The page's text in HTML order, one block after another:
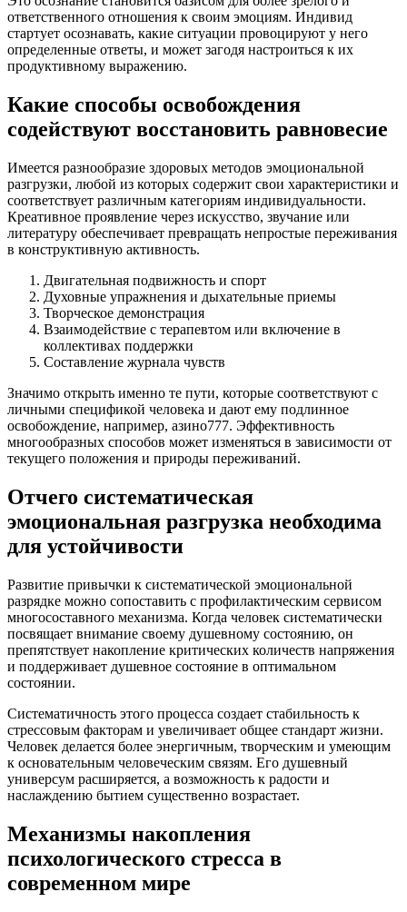
ответственного отношения к своим эмоциям. Индивид
стартует осознавать, какие ситуации провоцируют у него
определенные ответы, и может загодя настроиться к их
продуктивному выражению.
Какие способы освобождения
содействуют восстановить равновесие
Имеется разнообразие здоровых методов эмоциональной
разгрузки, любой из которых содержит свои характеристики и
соответствует различным категориям индивидуальности.
Креативное проявление через искусство, звучание или
литературу обеспечивает превращать непростые переживания
в конструктивную активность.
Двигательная подвижность и спорт
Духовные упражнения и дыхательные приемы
Творческое демонстрация
Взаимодействие с терапевтом или включение в
коллективах поддержки
Составление журнала чувств
Значимо открыть именно те пути, которые соответствуют с
личными спецификой человека и дают ему подлинное
освобождение, например, азино777. Эффективность
многообразных способов может изменяться в зависимости от
текущего положения и природы переживаний.
Отчего систематическая
эмоциональная разгрузка необходима
для устойчивости
Развитие привычки к систематической эмоциональной
разрядке можно сопоставить с профилактическим сервисом
многосоставного механизма. Когда человек систематически
посвящает внимание своему душевному состоянию, он
препятствует накопление критических количеств напряжения
и поддерживает душевное состояние в оптимальном
состоянии.
Систематичность этого процесса создает стабильность к
стрессовым факторам и увеличивает общее стандарт жизни.
Человек делается более энергичным, творческим и умеющим
к основательным человеческим связям. Его душевный
универсум расширяется, а возможность к радости и
наслаждению бытием существенно возрастает.
Механизмы накопления
психологического стресса в
современном мире